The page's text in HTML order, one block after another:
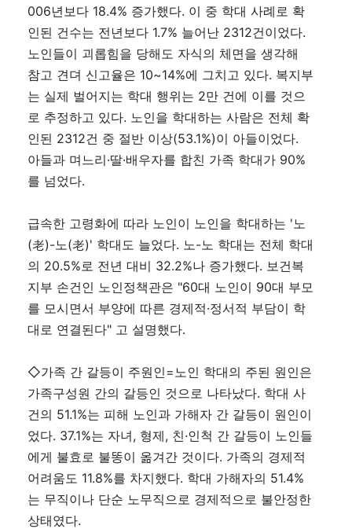
006년보다 18.4% 증가했다. 이 중 학대 사례로 확
인된 건수는 전년보다 1.7% 늘어난 2312건이었다.
노인들이 괴롭힘을 당해도 자식의 체면을 생각해
참고 견뎌 신고율은 10~14%에 그치고 있다. 복지부
는 실제 벌어지는 학대 행위는 2만 건에 이를 것으
로 추정하고 있다. 노인을 학대하는 사람은 전체 확
인된 2312건 중 절반 이상(53.1%)이 아들이었다.
아들과 며느리·딸·배우자를 합친 가족 학대가 90%
를 넘었다.
급속한 고령화에 따라 노인이 노인을 학대하는 '노
(老)-노(老)' 학대도 늘었다. 노-노 학대는 전체 학대
의 20.5%로 전년 대비 32.2%나 증가했다. 보건복
지부 손건인 노인정책관은 "60대 노인이 90대 부모
를 모시면서 부양에 따른 경제적·정서적 부담이 학
대로 연결된다" 고 설명했다.
◇가족 간 갈등이 주원인=노인 학대의 주된 원인은
가족구성원 간의 갈등인 것으로 나타났다. 학대 사
건의 51.1%는 피해 노인과 가해자 간 갈등이 원인이
었다. 37.1%는 자녀, 형제, 친·인척 간 갈등이 노인들
에게 불효로 불똥이 옮겨간 것이다. 가족의 경제적
어려움도 11.8%를 차지했다. 학대 가해자의 51.4%
는 무직이나 단순 노무직으로 경제적으로 불안정한
상태였다.